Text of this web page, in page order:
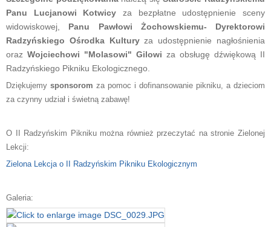
Panu Lucjanowi Kotwicy za bezpłatne udostępnienie sceny
widowiskowej, Panu Pawłowi Żochowskiemu- Dyrektorowi
Radzyńskiego Ośrodka Kulturyza udostępnienie nagłośnienia
oraz Wojciechowi "Molasowi" Gilowi za obsługę dźwiękową II
Radzyńskiego Pikniku Ekologicznego.
Dziękujemy sponsorom za pomoc i dofinansowanie pikniku, a dzieciom
za czynny udział i świetną zabawę!
O II Radzyńskim Pikniku można również przeczytać na stronie Zielonej
Lekcji:
Zielona Lekcja o II Radzyńskim Pikniku Ekologicznym
Galeria: